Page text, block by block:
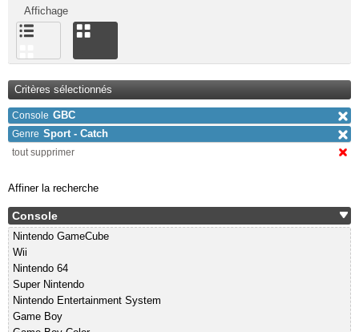
Affichage
Critères sélectionnés
Console GBC
Genre Sport - Catch
tout supprimer
Affiner la recherche
Console
Nintendo GameCube
Wii
Nintendo 64
Super Nintendo
Nintendo Entertainment System
Game Boy